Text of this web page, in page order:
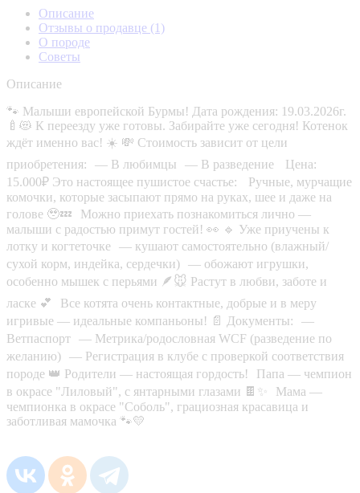
Описание
Отзывы о продавце (1)
О породе
Советы
Описание
🐾 Малыши европейской Бурмы! Дата рождения: 19.03.2026г.
🍼😻 К переезду уже готовы. Забирайте уже сегодня! Котенок
ждёт именно вас! ☀️ 💸 Стоимость зависит от цели
приобретения: — В любимцы — В разведение Цена:
15.000₽ Это настоящее пушистое счастье: Ручные, мурчащие
комочки, которые засыпают прямо на руках, шее и даже на
голове 🥹💤 Можно приехать познакомиться лично —
малыши с радостью примут гостей! 👀 🔹 Уже приучены к
лотку и когтеточке — кушают самостоятельно (влажный/
сухой корм, индейка, сердечки) — обожают игрушки,
особенно мышек с перьями 🪶🐭 Растут в любви, заботе и
ласке 💕 Все котята очень контактные, добрые и в меру
игривые — идеальные компаньоны! 📄 Документы: —
Ветпаспорт — Метрика/родословная WCF (разведение по
желанию) — Регистрация в клубе с проверкой соответствия
породе 👑 Родители — настоящая гордость! Папа — чемпион
в окрасе "Лиловый", с янтарными глазами 🍫✨ Мама —
чемпионка в окрасе "Соболь", грациозная красавица и
заботливая мамочка 🐾💛